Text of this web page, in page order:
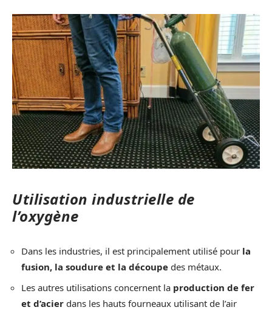
Utilisation industrielle de
l’oxygène
Dans les industries, il est principalement utilisé pour la
fusion, la soudure et la découpe des métaux.
Les autres utilisations concernent la production de fer
et d’acier dans les hauts fourneaux utilisant de l’air